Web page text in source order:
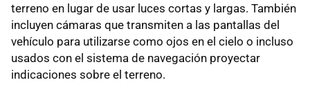
terreno en lugar de usar luces cortas y largas. También
incluyen cámaras que transmiten a las pantallas del
vehículo para utilizarse como ojos en el cielo o incluso
usados con el sistema de navegación proyectar
indicaciones sobre el terreno.